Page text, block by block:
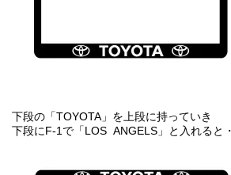
下段の「TOYOTA」を上段に持っていき
下段にF-1で「LOS ANGELS」と入れると